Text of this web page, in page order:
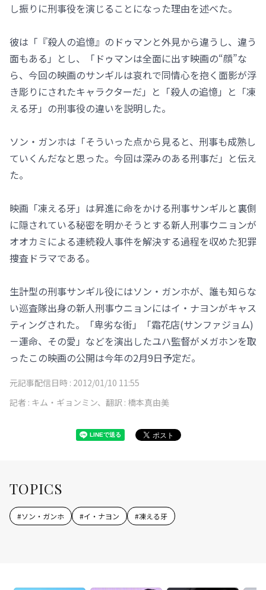
し振りに刑事役を演じることになった理由を述べた。
彼は「『殺人の追憶』のドゥマンと外見から違うし、違う
面もある」とし、「ドゥマンは全面に出す映画の“顔”な
ら、今回の映画のサンギルは哀れで同情心を抱く面影が浮
き彫りにされたキャラクターだ」と「殺人の追憶」と「凍
える牙」の刑事役の違いを説明した。
ソン・ガンホは「そういった点から見ると、刑事も成熟し
ていくんだなと思った。今回は深みのある刑事だ」と伝え
た。
映画「凍える牙」は昇進に命をかける刑事サンギルと裏側
に隠されている秘密を明かそうとする新人刑事ウニョンが
オオカミによる連続殺人事件を解決する過程を収めた犯罪
捜査ドラマである。
生計型の刑事サンギル役にはソン・ガンホが、誰も知らな
い巡査隊出身の新人刑事ウニョンにはイ・ナヨンがキャス
ティングされた。「卑劣な街」「霜花店(サンファジョム)
－運命、その愛」などを演出したユハ監督がメガホンを取
ったこの映画の公開は今年の2月9日予定だ。
元記事配信日時 : 2012/01/10 11:55
記者 : キム・ギョンミン、翻訳 : 橋本真由美
TOPICS
#ソン・ガンホ #イ・ナヨン #凍える牙